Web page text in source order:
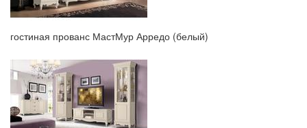
гостиная прованс МастМур Арредо (белый)